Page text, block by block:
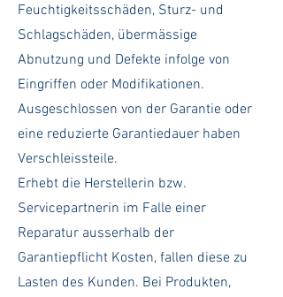
Feuchtigkeitsschäden, Sturz- und
Schlagschäden, übermässige
Abnutzung und Defekte infolge von
Eingriffen oder Modifikationen.
Ausgeschlossen von der Garantie oder
eine reduzierte Garantiedauer haben
Verschleissteile.
Erhebt die Herstellerin bzw.
Servicepartnerin im Falle einer
Reparatur ausserhalb der
Garantiepflicht Kosten, fallen diese zu
Lasten des Kunden. Bei Produkten,